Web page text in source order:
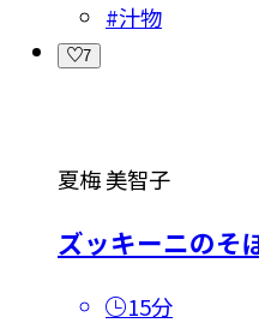
#汁物
7
夏梅 美智子
ズッキーニのそ
15分